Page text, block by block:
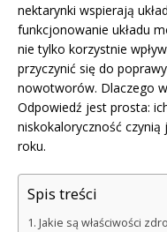
nektarynki wspierają
funkcjonowanie układu
nie tylko korzystnie
przyczynić się do
nowotworów. Dlaczego
Odpowiedź jest prosta:
niskokaloryczność
roku.
Spis treści
Jakie są właściwości